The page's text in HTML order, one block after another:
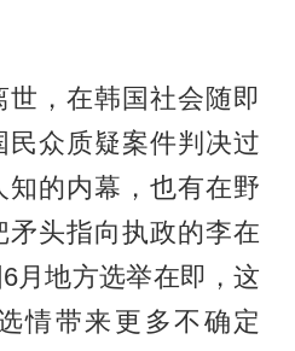
，在韩国社会随即
民众质疑案件判决过
的内幕，也有在野
头指向执政的李在
月地方选举在即，这
情带来更多不确定